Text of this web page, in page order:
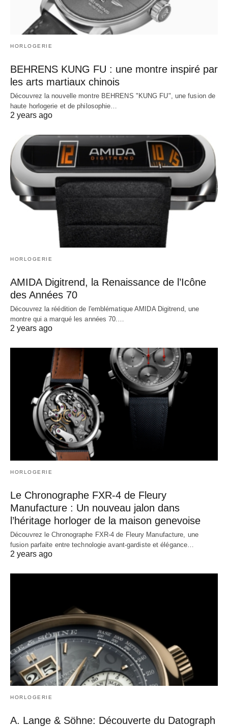
HORLOGERIE
BEHRENS KUNG FU : une montre inspiré par
les arts martiaux chinois
Découvrez la nouvelle montre BEHRENS "KUNG FU", une fusion de
haute horlogerie et de philosophie…
2 years ago
HORLOGERIE
AMIDA Digitrend, la Renaissance de l’Icône
des Années 70
Découvrez la réédition de l'emblématique AMIDA Digitrend, une
montre qui a marqué les années 70.…
2 years ago
HORLOGERIE
Le Chronographe FXR-4 de Fleury
Manufacture : Un nouveau jalon dans
l’héritage horloger de la maison genevoise
Découvrez le Chronographe FXR-4 de Fleury Manufacture, une
fusion parfaite entre technologie avant-gardiste et élégance…
2 years ago
HORLOGERIE
A. Lange & Söhne: Découverte du Datograph